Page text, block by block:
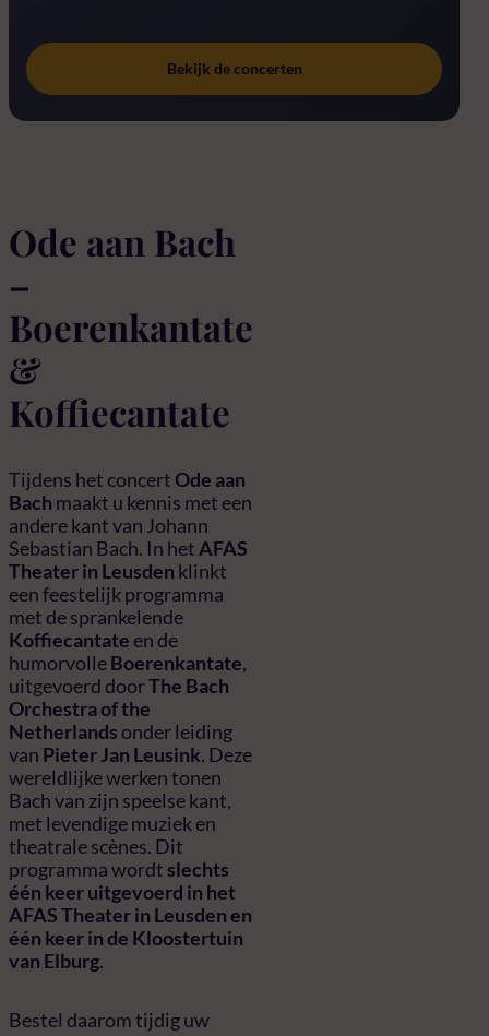
Bekijk de concerten
Ode aan Bach
–
Boerenkantate
&
Koffiecantate
Tijdens het concertOde aan
Bach maakt u kennis met een
andere kant van Johann
Sebastian Bach. In hetAFAS
Theater in Leusden klinkt
een feestelijk programma
met de sprankelende
Koffiecantate en de
humorvolleBoerenkantate,
uitgevoerd doorThe Bach
Orchestra of the
Netherlands onder leiding
van Pieter Jan Leusink. Deze
wereldlijke werken tonen
Bach van zijn speelse kant,
met levendige muziek en
theatrale scènes. Dit
programma wordtslechts
één keer uitgevoerd in het
AFAS Theater in Leusden en
één keer in de Kloostertuin
van Elburg.
Bestel daarom tijdig uw